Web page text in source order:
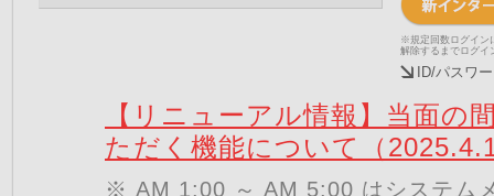
※規定回数ログイン
解除するまでログイ
ID/パスワ
【リニューアル情報】当面の
ただく機能について（
※ AM 1:00 ～ AM 5:00 はシステム